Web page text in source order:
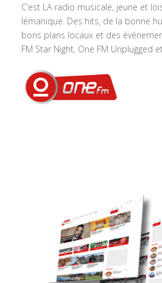
C’est LA radio musicale, jeune et
lémanique. Des hits, de la bonne
bons plans locaux et des
FM Star Night, One FM Unplugged